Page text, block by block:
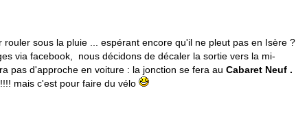
sous la pluie ... espérant encore qu'il ne pleut pas en Isère ?
via facebook, nous décidons de décaler la sortie vers la mi-
pas d'approche en voiture : la jonction se fera au Cabaret Neuf .
mais c'est pour faire du vélo